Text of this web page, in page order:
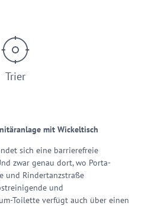
Trier
mit Wickeltisch
sich eine barrierefreie
zwar genau dort, wo Porta-
und Rindertanzstraße
und
Toilette verfügt auch über einen